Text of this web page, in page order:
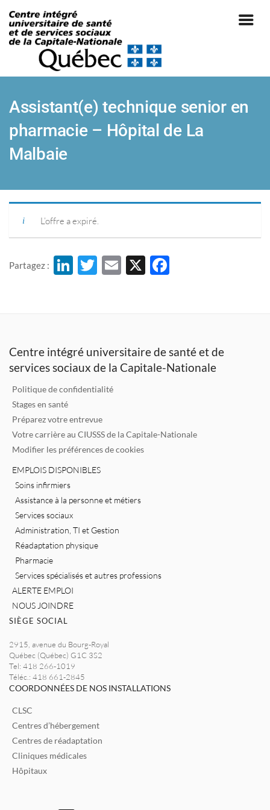
Assistant(e) technique senior en
pharmacie – Hôpital de La
Malbaie
L’offre a expiré.
Partagez :
Li
dI
n
T
r
E
X
o
Centre intégré universitaire de santé et de
services sociaux de la Capitale-Nationale
Politique de confidentialité
Stages en santé
Préparez votre entrevue
Votre carrière au CIUSSS de la Capitale-Nationale
Modifier les préférences de cookies
EMPLOIS DISPONIBLES
Soins infirmiers
Assistance à la personne et métiers
Services sociaux
Administration, TI et Gestion
Réadaptation physique
Pharmacie
Services spécialisés et autres professions
ALERTE EMPLOI
NOUS JOINDRE
SIÈGE SOCIAL
2915, avenue du Bourg-Royal
Québec (Québec) G1C 3S2
Tel: 418 266-1019
Téléc.: 418 661-2845
COORDONNÉES DE NOS INSTALLATIONS
CLSC
Centres d’hébergement
Centres de réadaptation
Cliniques médicales
Hôpitaux